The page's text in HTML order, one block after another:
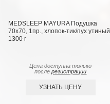
MEDSLEEP MAYURA Подушка
70х70, 1пр., хлопок-тик/пух утиный,
1300 г
Цена доступна только
послерегистрации
УЗНАТЬ ЦЕНУ